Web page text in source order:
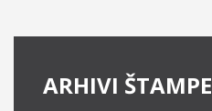
ARHIVI ŠTAMPE